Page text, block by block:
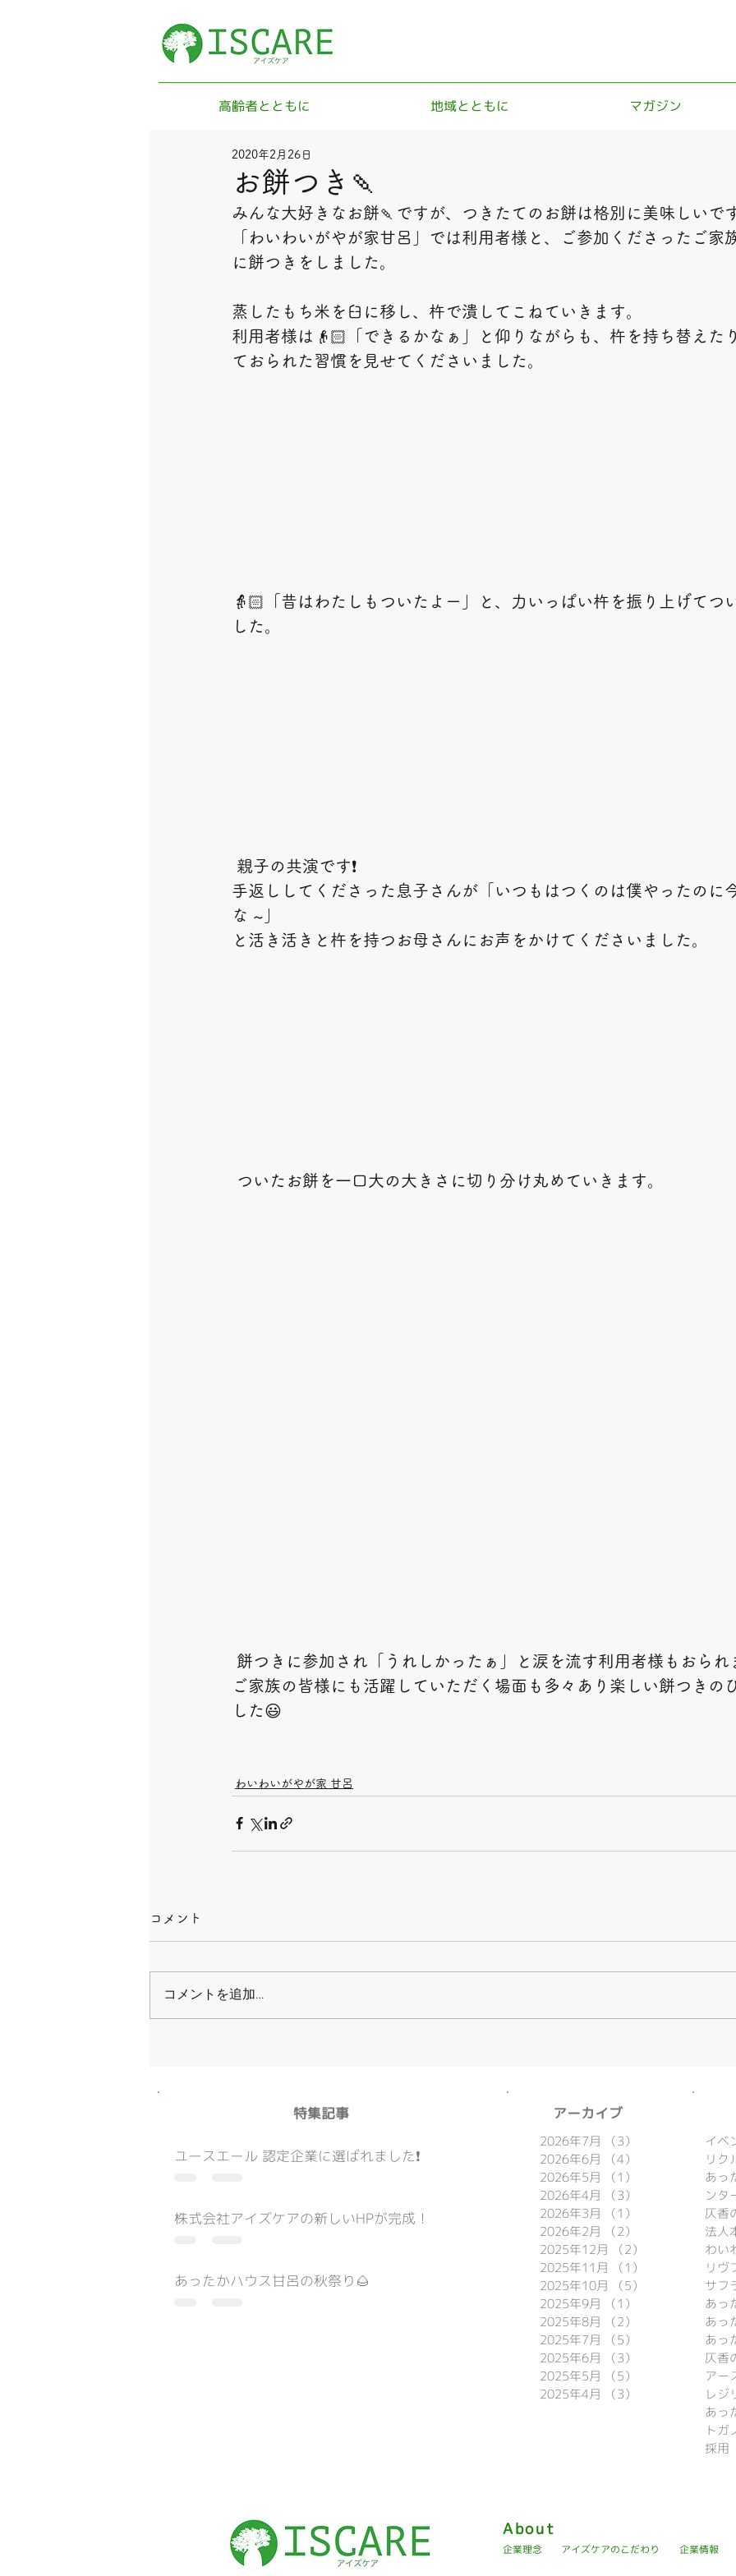
高齢者とともに 地域とともに マガジン
お餅つき🍡
2020年2月26日
みんな大好きなお餅🍡ですが、つきたてのお餅は格別に美味しいで
「わいわいがやが家甘呂」では利用者様と、ご参加くださったご家
に餅つきをしました。
蒸したもち米を臼に移し、杵で潰してこねていきます。
利用者様は👴🏻「できるかなぁ」と仰りながらも、杵を持ち替えた
ておられた習慣を見せてくださいました。
👵🏻「昔はわたしもついたよー」と、力いっぱい杵を振り上げてつ
した。
親子の共演です❗
手返ししてくださった息子さんが「いつもはつくのは僕やったのに
な ~」
と活き活きと杵を持つお母さんにお声をかけてくださいました。
ついたお餅を一口大の大きさに切り分け丸めていきます。
餅つきに参加され「うれしかったぁ」と涙を流す利用者様もおられ
ご家族の皆様にも活躍していただく場面も多々あり楽しい餅つきの
した😃
わいわいがやが家 甘呂
コメント
コメントを追加…
​特集記事
ユースエール 認定企業に選ばれました❗️
株式会社アイズケアの新しいHPが完成！
あったかハウス甘呂の秋祭り🌰
​アーカイブ
2026年7月 （3）
2026年6月
（4）
2026年5月
（1）
2026年4月
（3）
2026年3月
（1）
2026年2月
（2）
2025年12月
（2）
2025年11月
（1）
2025年10月
（5）
2025年9月
（1）
2025年8月
（2）
2025年7月
（5）
2025年6月
（3）
2025年5月
（5）
2025年4月
（3）
イベ
リク
あっ
ンタ
仄香
法人
わい
リヴ
サフ
あっ
あっ
仄香
アー
レジ
トガ
採用
About
企業理念 アイズケアのこだわり 企業情報